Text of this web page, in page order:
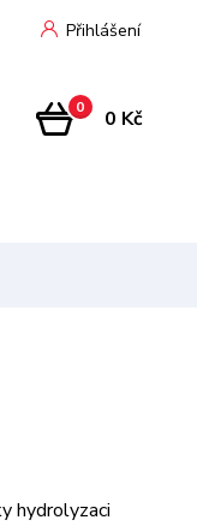
Přihlášení
0 0 Kč
hydrolyzaci